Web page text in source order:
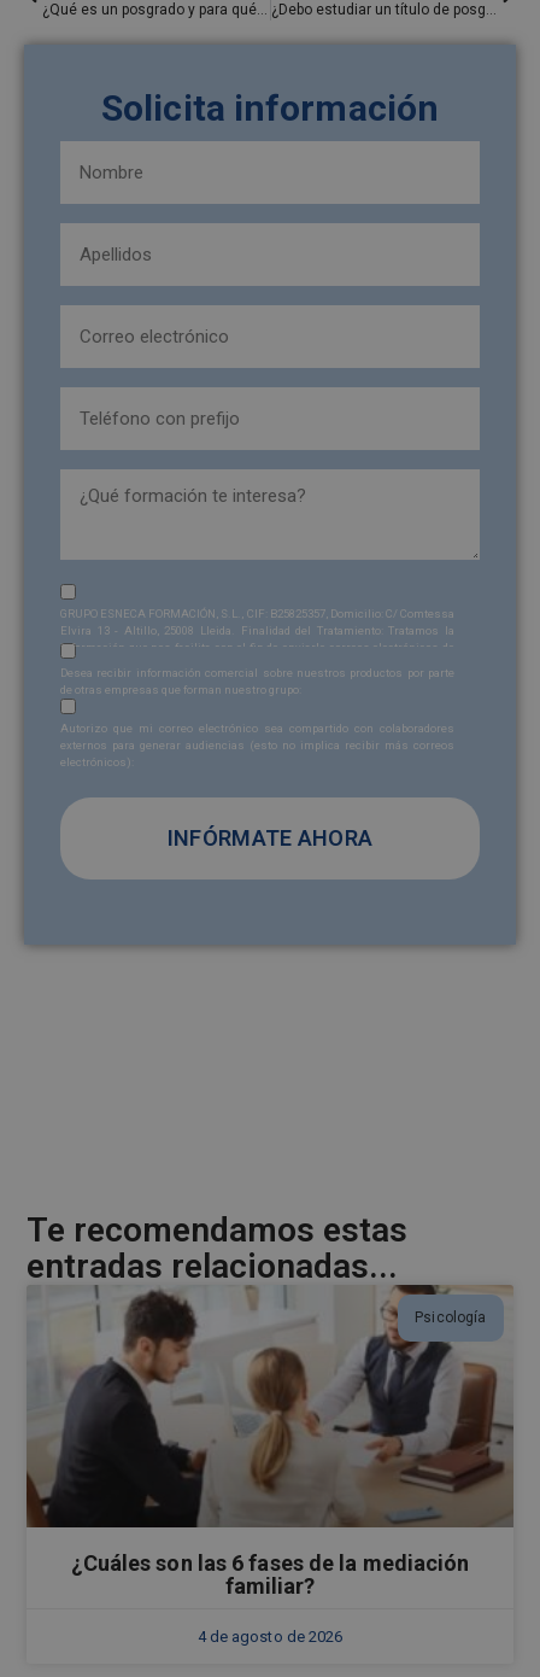
Solicita información
apellidos
(Obligatorio)
(Obligatorio)
(Obligatorio)
Sin
nombre
(Obligatorio)
GRUPO ESNECA FORMACIÓN, S.L., CIF: B25825357, Domicilio: C/ Comtessa
Elvira 13 - Altillo, 25008 Lleida. Finalidad del Tratamiento: Tratamos la
información que nos facilita con el fin de enviarle correos electrónicos de
productos que fueran de su interés. Legitimación del tratamiento:
Consentimiento del interesado. Derechos: Puede ejercitar sus derechos
identificándose suficientemente, dirigiéndose a la dirección
admin@grupoesneca.com . Para más información consulte nuestra
Política de Privacidad. Desea recibir información comercial (vía telefónica
y/o email):
Sin
nombre
Desea recibir información comercial sobre nuestros productos por parte
de otras empresas que forman nuestro grupo:
Sin
nombre
Autorizo que mi correo electrónico sea compartido con colaboradores
externos para generar audiencias (esto no implica recibir más correos
electrónicos):
l
:
Te recomendamos estas
entradas relacionadas...
Psicología
¿Cuáles son las 6 fases de la mediación
familiar?
4 de agosto de 2026